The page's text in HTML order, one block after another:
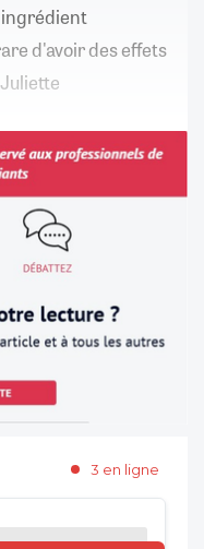
d'avoir des effets
3 en ligne